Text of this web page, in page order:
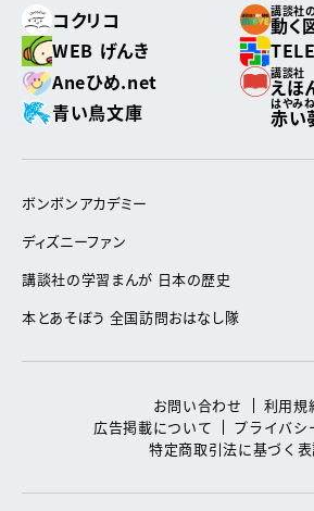
コクリコ
講談社
動く
WEB げんき
Aneひめ.net
講談社
えほ
青い鳥文庫
はやみ
赤い
ボンボンアカデミー
ディズニーファン
講談社の学習まんが 日本の歴史
本とあそぼう 全国訪問おはなし隊
お問い合わせ
利用規
広告掲載について
プライバシ
特定商取引法に基づく